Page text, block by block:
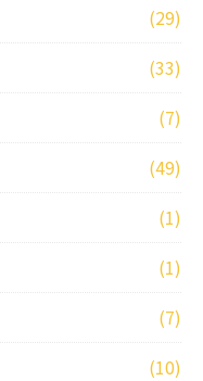
(29)
(33)
(7)
(49)
(1)
(1)
(7)
(10)